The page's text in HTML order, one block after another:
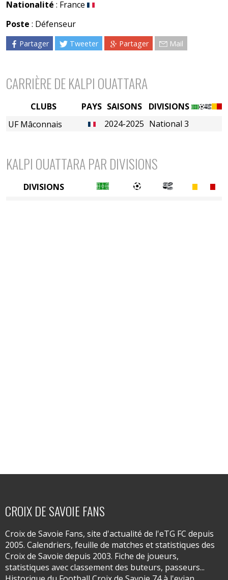
Nationalité : France
Poste : Défenseur
Partager Tweeter Partager Mail
CARRIÈRE DE KALPI OUATTARA
PAYS SAISONS
DIVISIONS
2024-2025 National 3
CLUBS
UF Mâconnais
KALPI OUATTARA PAR DIVISIONS
DIVISIONS
CROIX DE SAVOIE FANS
Croix de Savoie Fans, site d'actualité de l'eTG FC depuis
2005. Calendriers, feuille de matches et statistiques des
Croix de Savoie depuis 2003. Fiche de joueurs,
statistiques avec classement des buteurs, passeurs...